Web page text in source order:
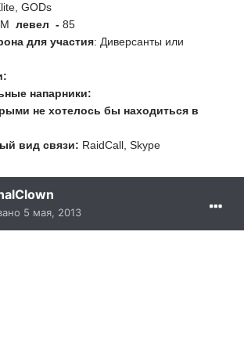
GODs
левел - 85
для участия: Диверсанты или
напарники:
не хотелось бы находиться в
вид связи: RaidCall, Skype
5 мая, 2013